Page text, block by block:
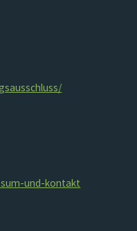
und-kontakt